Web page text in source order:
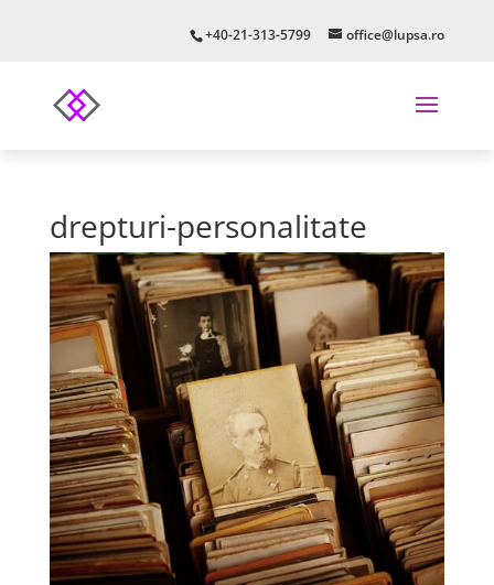
+40-21-313-5799 office@lupsa.ro
drepturi-personalitate